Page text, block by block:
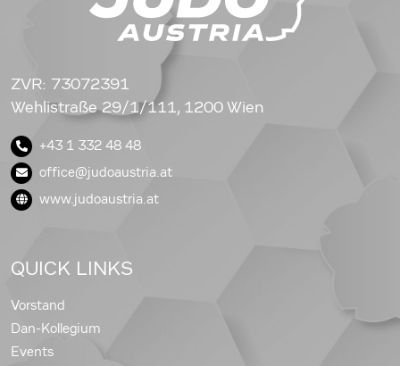
ZVR: 73072391
Wehlistraße 29/1/111, 1200 Wien
+43 1 332 48 48
office@judoaustria.at
www.judoaustria.at
QUICK LINKS
Vorstand
Dan-Kollegium
Events